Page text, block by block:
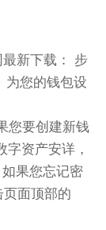
新下载： 步
为您的钱包设
您要创建新钱
资产安详，
果您忘记密
页面顶部的